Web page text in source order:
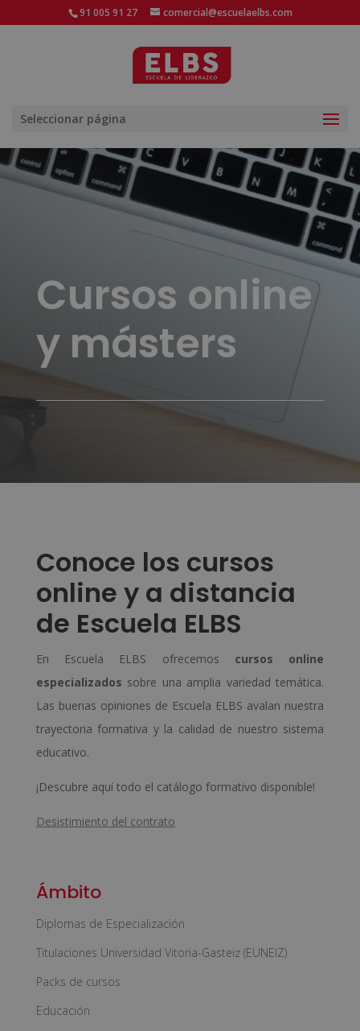
91 005 91 27 comercial@escuelaelbs.com
Seleccionar página
Cursos online
y másters
Conoce los cursos
online y a distancia
de Escuela ELBS
En Escuela ELBS ofrecemos cursos online
especializados sobre una amplia variedad temática.
Las buenas opiniones de Escuela ELBS avalan nuestra
trayectoria formativa y la calidad de nuestro sistema
educativo.
¡Descubre aquí todo el catálogo formativo disponible!
Desistimiento del contrato
Ámbito
Diplomas de Especialización
Titulaciones Universidad Vitoria-Gasteiz (EUNEIZ)
Packs de cursos
Educación